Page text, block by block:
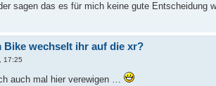
sagen das es für mich keine gute Entscheidung
Bike wechselt ihr auf die xr?
17:25
auch mal hier verewigen …